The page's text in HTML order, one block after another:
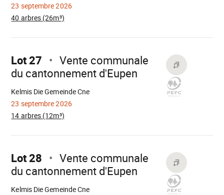
23 septembre 2026
40 arbres (26m³)
Aller
Lot 27
Vente communale
du cantonnement d'Eupen
23 septembre 2026
Kelmis Die Gemeinde Cne
14 arbres (12m³)
Chargement
Aller
Lot 28
Vente communale
du cantonnement d'Eupen
Kelmis Die Gemeinde Cne
Chargement